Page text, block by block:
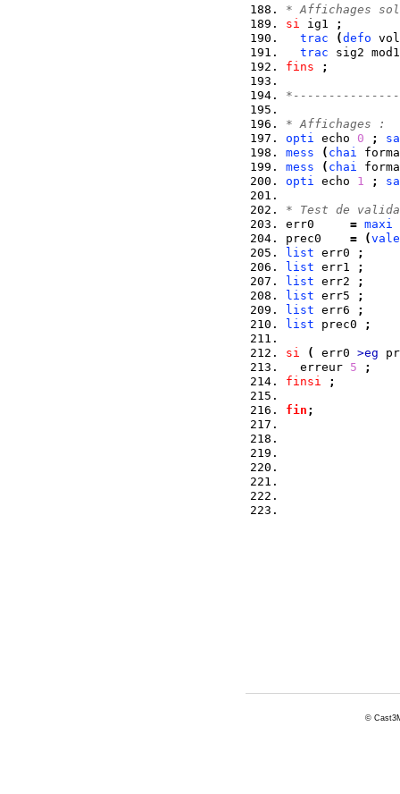
* Affichages
si ig1
;
trac
(defo
trac sig2
fins
;
* Affichages :
opti echo 0 ;
mess
( chai
mess
( chai
opti echo 1 ;
* Test de
err0 = maxi
prec0 = (vale
list err0
;
list err1
;
list err2
;
list err5
;
list err6
;
list prec0 ;
si ( err0 >eg
  erreur
5
;
finsi
;
fin ;
©